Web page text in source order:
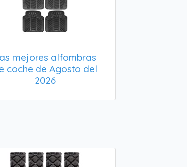
mejores alfombras
coche de Agosto del
2026